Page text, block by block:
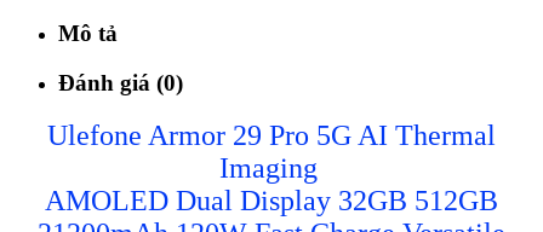
Mô tả
Đánh giá (0)
Ulefone Armor 29 Pro 5G AI Thermal
Imaging
AMOLED Dual Display 32GB 512GB